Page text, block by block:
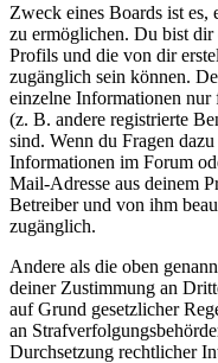
Zweck eines Boards ist es,
zu ermöglichen. Du bist dir
Profils und die von dir
zugänglich sein können.
einzelne Informationen nur
(z. B. andere registrierte
sind. Wenn du Fragen
Informationen im Forum
Mail-Adresse aus deinem
Betreiber und von ihm
zugänglich.
Andere als die oben
deiner Zustimmung an
auf Grund gesetzlicher
an
Durchsetzung rechtlicher